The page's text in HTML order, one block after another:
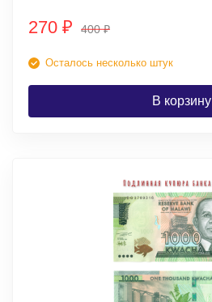
270 ₽ 400₽
Осталось несколько штук
В корзину